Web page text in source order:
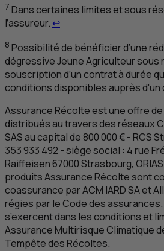
7 Dans certaines limites et sous
l’assureur. ↩Retour au renvoi 7
8 Possibilité de bénéficier d’une
dégressive Jeune Agriculteur sous
souscription d’un contrat à durée
conditions disponibles auprès d'un
Assurance Récolte est une offre
distribués au travers des réseaux
SASau capital de 800 000 € -RCS
353 933 492 - siège social : 4 rue
Raiffeisen 67000 Strasbourg,
produits Assurance Récolte sont
coassurance parACM IARDSAet
régies par le Code des
s’exercent dans les conditions et
Assurance Multirisque Climatique
Tempête des Récoltes.